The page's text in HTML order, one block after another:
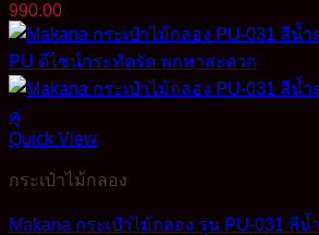
990.00
Quick View
กระเป๋าไม้กลอง
Makana กระเป๋าไม้กลอง รุ่น PU-031 สี